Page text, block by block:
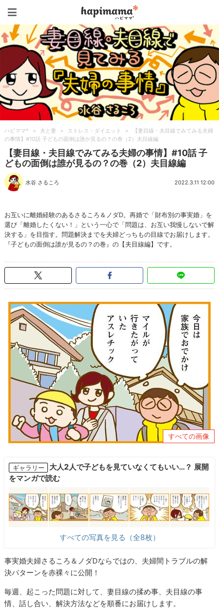
ハピママ* > 夫と妻 > ストレス・ダイエット >
【妻目線・夫目線でみてみる夫婦
の事情】#10話 子どもの面倒は誰が見るの？の巻（2）夫目線編
【妻目線・夫目線でみてみる夫婦の事情】#10話 子
どもの面倒は誰が見るの？の巻（2）夫目線編
水谷 さるころ 2022.3.11 12:00
お互いに離婚経験のあるさるころ＆ノダD。再婚で「財布別の事実婚」を
選び「離婚したくない！」という一心で「問題は、お互い我慢しないで解
決する」を目指す。問題解決までを夫婦どっちもの目線でお届けします。
『子どもの面倒は誰が見るの？の巻』の【夫目線編】です。
すべての画像
ギャラリー
大人2人で子どもを見ていなくてもいい…？ 展開
をマンガで読む
すべての写真を見る（全8枚）
事実婚夫婦さるころ＆ノダDならではの、夫婦間トラブルの解
決パターンを赤裸々に公開！
毎週、起こった問題に対して、妻目線の揉め事、夫目線の事
情、話し合い、解決方法などを順番にお届けします。